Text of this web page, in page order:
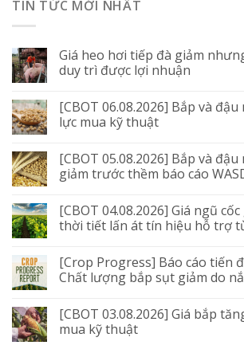
TIN TỨC MỚI NHẤT
Giá heo hơi tiếp đà giảm
duy trì được lợi nhuận
[CBOT 06.08.2026] Bắp và
lực mua kỹ thuật
[CBOT 05.08.2026] Bắp và
giảm trước thềm báo cáo
[CBOT 04.08.2026] Giá ngũ
thời tiết lấn át tín hiệu hỗ trợ
[Crop Progress] Báo cáo tiến
Chất lượng bắp sụt giảm do
[CBOT 03.08.2026] Giá bắp
mua kỹ thuật